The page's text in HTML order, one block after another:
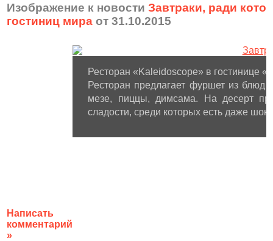
Изображение к новостиЗавтраки, ради
гостиниц мира от 31.10.2015
Написать
комментарий
»
Ресторан «Kaleidoscope» в гостинице
Ресторан предлагает фуршет из блюд
мезе, пиццы, димсама. На десерт
сладости, среди которых есть даже